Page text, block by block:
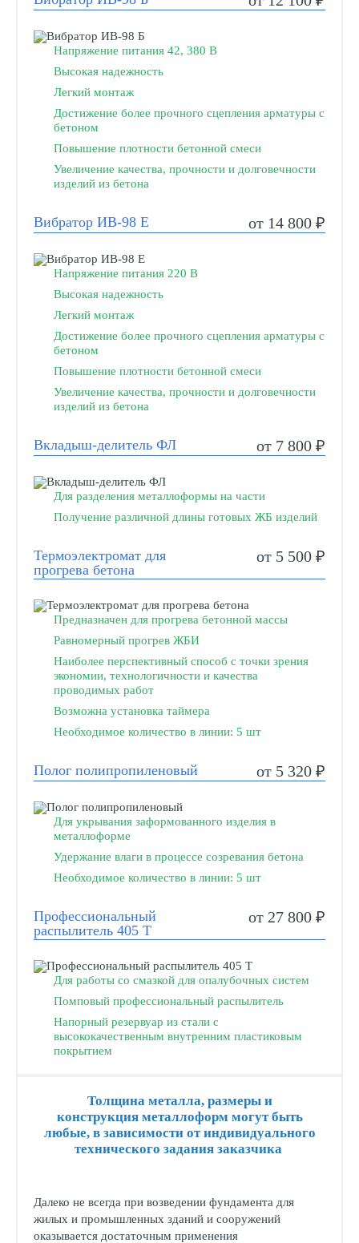
Напряжение питания 42, 380 В
Высокая надежность
Легкий монтаж
Достижение более прочного сцепления арматуры с
бетоном
Повышение плотности бетонной смеси
Увеличение качества, прочности и долговечности
изделий из бетона
Вибратор ИВ-98 Е от 14 800 ₽
Напряжение питания 220 В
Высокая надежность
Легкий монтаж
Достижение более прочного сцепления арматуры с
бетоном
Повышение плотности бетонной смеси
Увеличение качества, прочности и долговечности
изделий из бетона
Вкладыш-делитель ФЛ от 7 800 ₽
Для разделения металлоформы на части
Получение различной длины готовых ЖБ изделий
Термоэлектромат для
прогрева бетона
от 5 500 ₽
Предназначен для прогрева бетонной массы
Равномерный прогрев ЖБИ
Наиболее перспективный способ с точки зрения
экономии, технологичности и качества
проводимых работ
Возможна установка таймера
Необходимое количество в линии: 5 шт
Полог полипропиленовый от 5 320 ₽
Для укрывания заформованного изделия в
металлоформе
Удержание влаги в процессе созревания бетона
Необходимое количество в линии: 5 шт
Профессиональный
распылитель 405 Т
от 27 800 ₽
Для работы со смазкой для опалубочных систем
Помповый профессиональный распылитель
Напорный резервуар из стали с
высококачественным внутренним пластиковым
покрытием
Толщина металла, размеры и
конструкция металлоформ могут быть
любые, в зависимости от индивидуального
технического задания заказчика
Далеко не всегда при возведении фундамента для
жилых и промышленных зданий и сооружений
оказывается достаточным применения